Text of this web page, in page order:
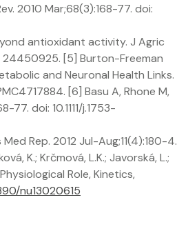
2010 Mar;68(3):168-77. doi:
antioxidant activity. J Agric
24450925. [5] Burton-Freeman
and Neuronal Health Links.
[6] Basu A, Rhone M,
doi: 10.1111/j.1753-
Rep. 2012 Jul-Aug;11(4):180-4.
K.; Krčmová, L.K.; Javorská, L.;
Role, Kinetics,
nu13020615